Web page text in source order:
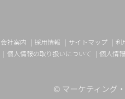
会社案内 採用情報 サイトマップ 利
個人情報の取り扱いについて
個人情
© マーケティング